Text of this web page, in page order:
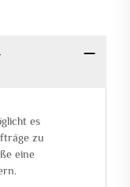
es
zu
eine